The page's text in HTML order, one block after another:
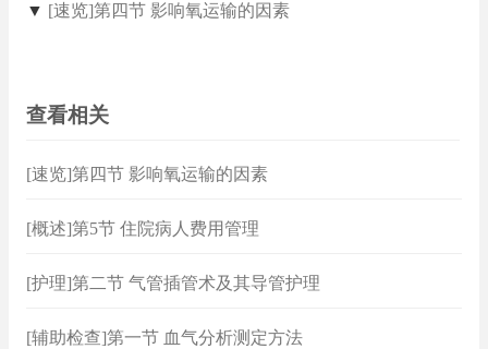
▼ [速览]第四节 影响氧运输的因素
查看相关
[速览]第四节 影响氧运输的因素
[概述]第5节 住院病人费用管理
[护理]第二节 气管插管术及其导管护理
[辅助检查]第一节 血气分析测定方法